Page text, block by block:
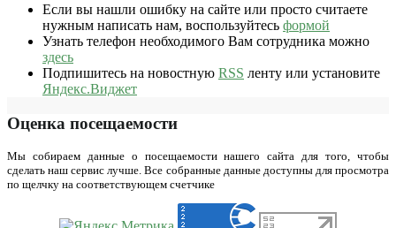
Если вы нашли ошибку на сайте или просто считаете
нужным написать нам, воспользуйтесь формой
Узнать телефон необходимого Вам сотрудника можно
здесь
Подпишитесь на новостную RSS ленту или установите
Яндекс.Виджет
Оценка посещаемости
Мы собираем данные о посещаемости нашего сайта для того, чтобы
сделать наш сервис лучше. Все собранные данные доступны для просмотра
по щелчку на соответствующем счетчике